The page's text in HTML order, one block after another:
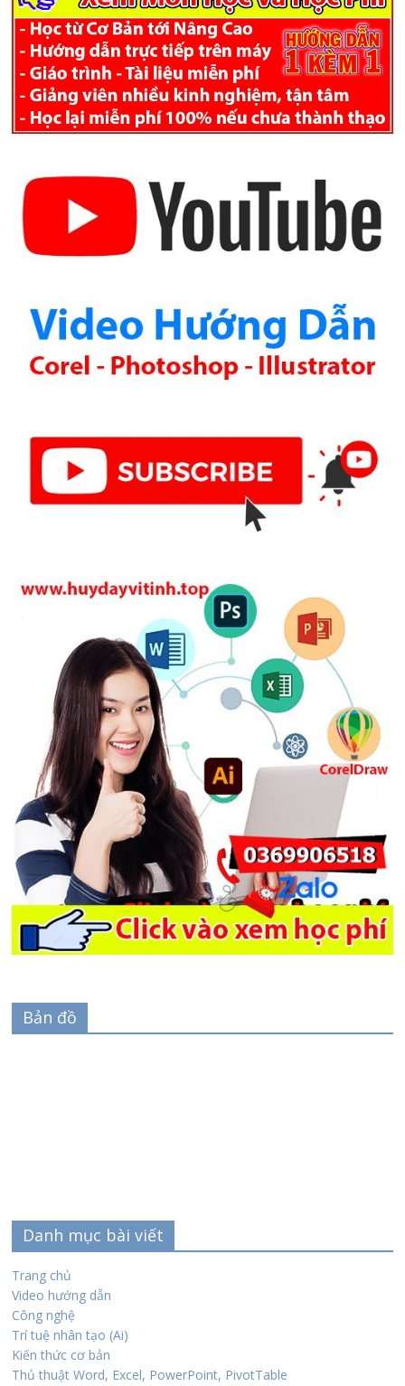
Bản đồ
Danh mục bài viết
Trang chủ
Video hướng dẫn
Công nghệ
Trí tuệ nhân tạo (Ai)
Kiến thức cơ bản
Thủ thuật Word, Excel, PowerPoint, PivotTable